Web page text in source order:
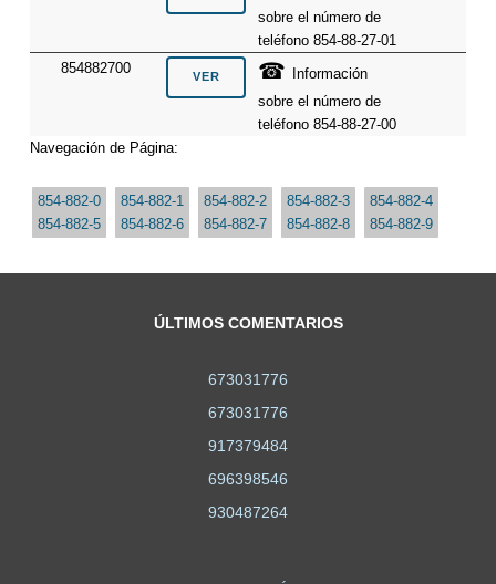
sobre el número de
teléfono 854-88-27-01
854882700
☎
Información
sobre el número de
teléfono 854-88-27-00
Navegación de Página:
854-882-0 854-882-1 854-882-2 854-882-3
854-882-4
854-882-5
854-882-6 854-882-7 854-882-8 854-882-9
ÚLTIMOS COMENTARIOS
673031776
673031776
917379484
696398546
930487264